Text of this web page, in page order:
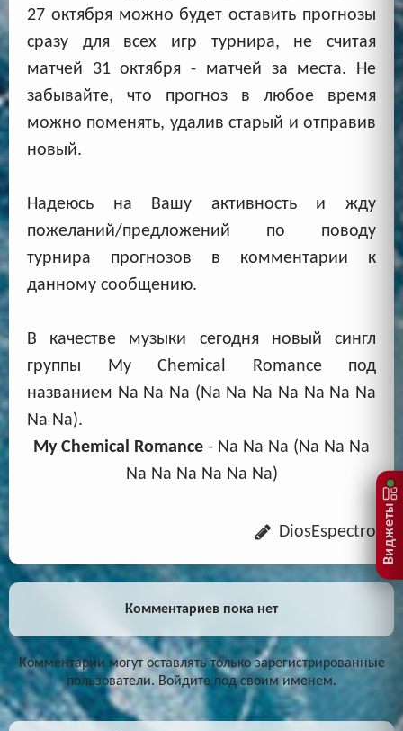
27 октября можно будет оставить прогнозы
сразу для всех игр турнира, не считая
матчей 31 октября - матчей за места. Не
забывайте, что прогноз в любое время
можно поменять, удалив старый и отправив
новый.
Надеюсь на Вашу активность и жду
пожеланий/предложений по поводу
турнира прогнозов в комментарии к
данному сообщению.
В качестве музыки сегодня новый сингл
группы My Chemical Romance под
названием Na Na Na (Na Na Na Na Na Na Na
Na Na).
My Chemical Romance - Na Na Na (Na Na Na
Na Na Na Na Na Na)
DiosEspectro
Комментариев пока нет
Комментарии могут оставлять только зарегистрированные
пользователи. Войдите под своим именем.
Виджеты